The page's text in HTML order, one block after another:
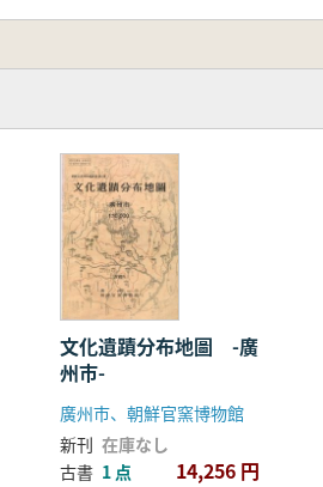
文化遺蹟分布地圖 -廣
州市-
廣州市、朝鮮官窯博物館
新刊 在庫なし
古書 1 点 14,256 円